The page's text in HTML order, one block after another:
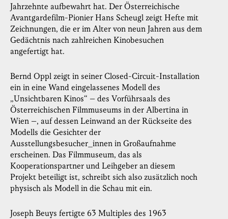
Jahrzehnte aufbewahrt hat. Der Österreichische
Avantgardefilm-Pionier Hans Scheugl zeigt Hefte mit
Zeichnungen, die er im Alter von neun Jahren aus dem
Gedächtnis nach zahlreichen Kinobesuchen
angefertigt hat.
Bernd Oppl zeigt in seiner Closed-Circuit-Installation
ein in eine Wand eingelassenes Modell des
„Unsichtbaren Kinos“ – des Vorführsaals des
Österreichischen Filmmuseums in der Albertina in
Wien –, auf dessen Leinwand an der Rückseite des
Modells die Gesichter der
Ausstellungsbesucher_innen in Großaufnahme
erscheinen. Das Filmmuseum, das als
Kooperationspartner und Leihgeber an diesem
Projekt beteiligt ist, schreibt sich also zusätzlich noch
physisch als Modell in die Schau mit ein.
Joseph Beuys fertigte 63 Multiples des 1963